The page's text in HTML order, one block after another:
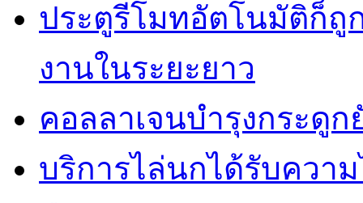
ประตูรีโมทอัตโนมัติก็ถู
งานในระยะยาว
คอลลาเจนบำรุงกระดู
บริการไล่นกได้รับควา